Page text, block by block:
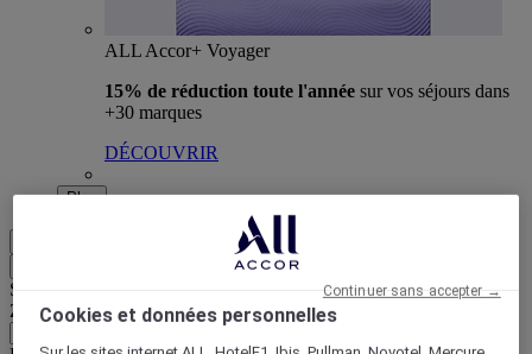
ALL Accor+ Voyager
15% de réduction toute l'année sur vos séjours dans
+30 marques
DÉCOUVRIR
Plus
Sélectionnez votre zone et votre langue ci-dessous
Zone géographique
Cookies et données personnelles
Continuer sans accepter →